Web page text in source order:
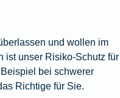
und wollen im
ist unser Risiko-Schutz für
bei schwerer
Richtige für Sie.